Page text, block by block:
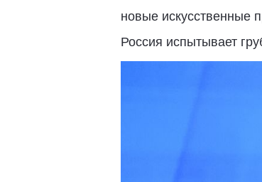
новые искусственные
Россия испытывает